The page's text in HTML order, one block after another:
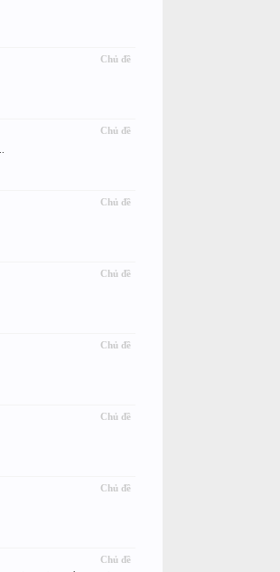
Chủ đề
Chủ đề
Chủ đề
Chủ đề
Chủ đề
Chủ đề
Chủ đề
Chủ đề